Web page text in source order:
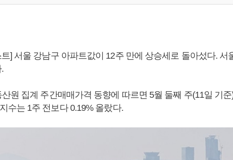
] 서울 강남구 아파트값이 12주 만에 상승세로 돌아섰다. 서
원 집계 주간매매가격 동향에 따르면 5월 둘째 주(11일 기
수는 1주 전보다 0.19% 올랐다.